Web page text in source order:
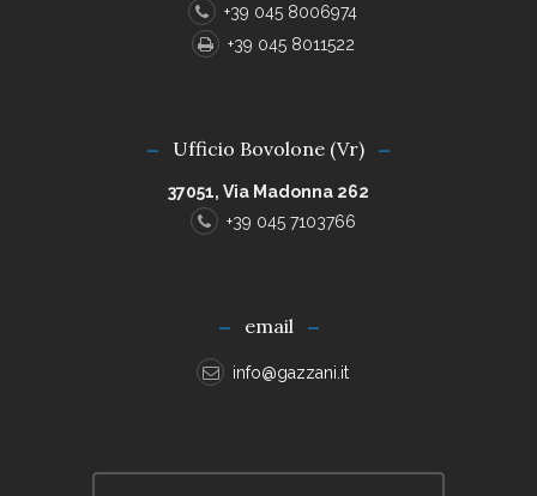
+39 045 8006974
+39 045 8011522
Ufficio Bovolone (Vr)
37051, Via Madonna 262
+39 045 7103766
email
info@gazzani.it